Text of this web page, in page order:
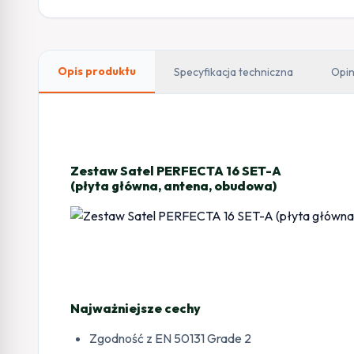
Opis produktu Specyfikacja techniczna
Zestaw Satel PERFECTA 16 SET-A
(płyta główna, antena, obudowa)
Najważniejsze cechy
Zgodność z EN 50131 Grade 2